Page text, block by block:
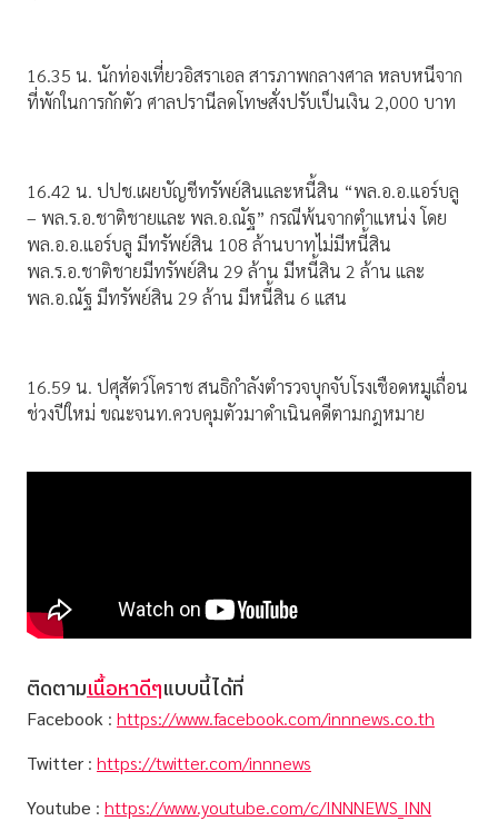
16.35 น. นักท่องเที่ยวอิสราเอล สารภาพกลางศาล หลบหนีจาก
ที่พักในการกักตัว ศาลปรานีลดโทษสั่งปรับเป็นเงิน 2,000 บาท
16.42 น. ปปช.เผยบัญชีทรัพย์สินและหนี้สิน “พล.อ.อ.แอร์บลู
– พล.ร.อ.ชาติชายและ พล.อ.ณัฐ” กรณีพ้นจากตำแหน่ง โดย
พล.อ.อ.แอร์บลู มีทรัพย์สิน 108 ล้านบาทไม่มีหนี้สิน
พล.ร.อ.ชาติชายมีทรัพย์สิน 29 ล้าน มีหนี้สิน 2 ล้าน และ
พล.อ.ณัฐ มีทรัพย์สิน 29 ล้าน มีหนี้สิน 6 แสน
16.59 น. ปศุสัตว์โคราช สนธิกำลังตำรวจบุกจับโรงเชือดหมูเถื่อน
ช่วงปีใหม่ ขณะจนท.ควบคุมตัวมาดำเนินคดีตามกฎหมาย
ติดตามเนื้อหาดีๆแบบนี้ได้ที่
Facebook : https://www.facebook.com/innnews.co.th
Twitter : https://twitter.com/innnews
Youtube : https://www.youtube.com/c/INNNEWS_INN